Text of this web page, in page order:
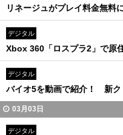
リネージュがプレイ料金無料
デジタル
Xbox 360「ロスプラ2」で原
デジタル
バイオ5を動画で紹介！ 新ク
03月03日
デジタル